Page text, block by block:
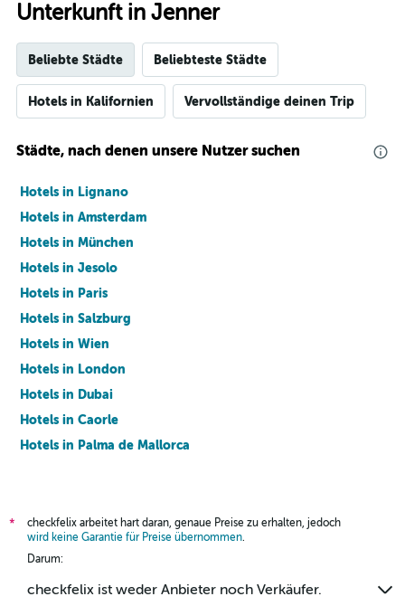
Unterkunft in Jenner
Beliebte Städte Beliebteste Städte
Hotels in Kalifornien Vervollständige deinen Trip
Städte, nach denen unsere Nutzer suchen
Hotels in Lignano
Hotels in Amsterdam
Hotels in München
Hotels in Jesolo
Hotels in Paris
Hotels in Salzburg
Hotels in Wien
Hotels in London
Hotels in Dubai
Hotels in Caorle
Hotels in Palma de Mallorca
*
checkfelix arbeitet hart daran, genaue Preise zu erhalten, jedoch
wird keine Garantie für Preise übernommen.
Darum:
checkfelix ist weder Anbieter noch Verkäufer.